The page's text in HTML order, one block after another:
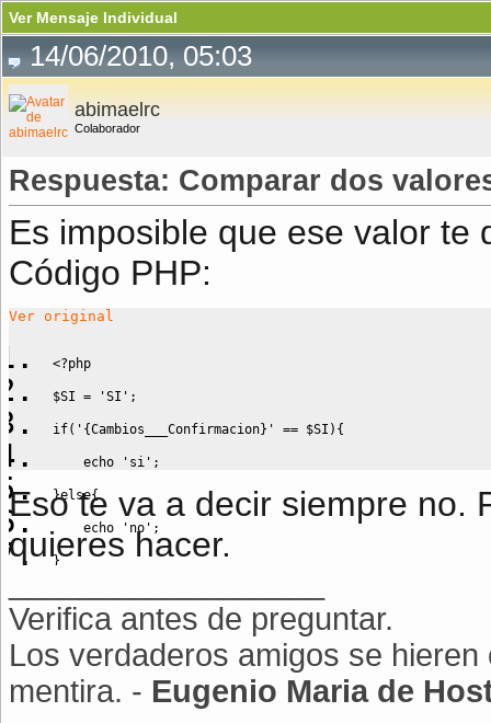
Ver Mensaje Individual
14/06/2010, 05:03
abimaelrc
Colaborador
Respuesta: Comparar dos
Es imposible que ese valor te
Código PHP:
Ver original
<?php
$SI = 'SI' ;
if( '{Cambios___Confirmacion}' == $SI ) {
echo 'si' ;
}else{
echo 'no' ;
}
Eso te va a decir siempre no.
quieres hacer.
Verifica antes de preguntar.
Los verdaderos amigos se
mentira. - Eugenio Maria de